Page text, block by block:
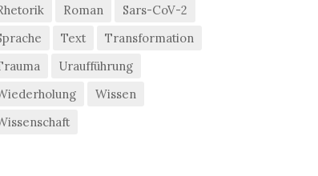
Roman
Sars-CoV-2
Text
Transformation
Uraufführung
Wissen